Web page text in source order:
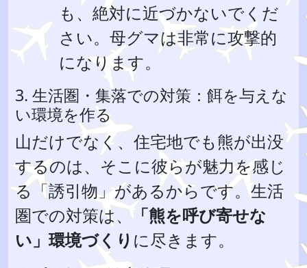
も、絶対に近づかないでくだ
さい。母グマは非常に攻撃的
になります。
3. 生活圏・集落での対策：餌を与えな
い環境を作る
山だけでなく、住宅地でも熊が出没
するのは、そこに彼らが魅力を感じ
る「誘引物」があるからです。生活
圏での対策は、
「熊を呼び寄せな
い」環境づくり に尽きます。